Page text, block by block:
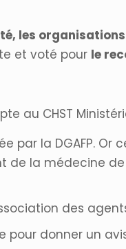
les
et voté pour le
au CHST
par la DGAFP.
de la médecine
des
pour donner un